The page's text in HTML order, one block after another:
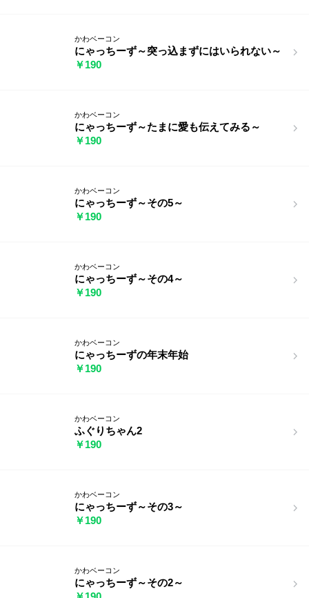
かわベーコン
にゃっちーず～突っ込まずにはいられない～
￥190
かわベーコン
にゃっちーず～たまに愛も伝えてみる～
￥190
かわベーコン
にゃっちーず～その5～
￥190
かわベーコン
にゃっちーず～その4～
￥190
かわベーコン
にゃっちーずの年末年始
￥190
かわベーコン
ふぐりちゃん2
￥190
かわベーコン
にゃっちーず～その3～
￥190
かわベーコン
にゃっちーず～その2～